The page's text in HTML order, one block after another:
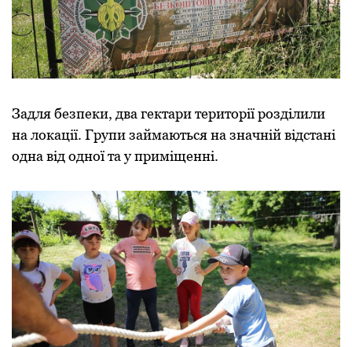
Задля безпеки, два гектари території розділили
на локації. Групи займаються на значній відстані
одна від одної та у приміщенні.